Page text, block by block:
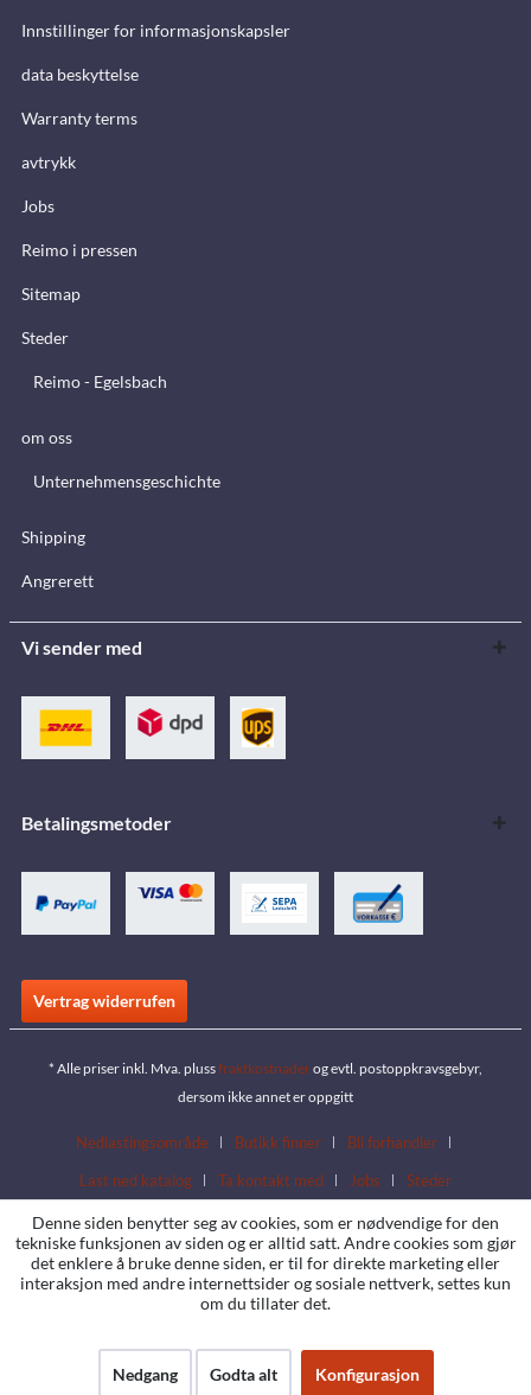
Innstillinger for informasjonskapsler
data beskyttelse
Warranty terms
avtrykk
Jobs
Reimo i pressen
Sitemap
Steder
Reimo - Egelsbach
om oss
Unternehmensgeschichte
Shipping
Angrerett
Vi sender med
Betalingsmetoder
Vertrag widerrufen
* Alle priser inkl. Mva. plussfraktkostnaderog evtl. postoppkravsgebyr,
dersom ikke annet er oppgitt
Nedlastingsområde Butikk finner
Bli forhandler
Last ned katalog
Ta kontakt med Jobs Steder
Denne siden benytter seg av cookies, som er nødvendige for den
tekniske funksjonen av siden og er alltid satt. Andre cookies som gjør
det enklere å bruke denne siden, er til for direkte marketing eller
interaksjon med andre internettsider og sosiale nettverk, settes kun
om du tillater det.
Nedgang Godta alt Konfigurasjon